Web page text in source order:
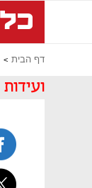
דף הבית
ועידות